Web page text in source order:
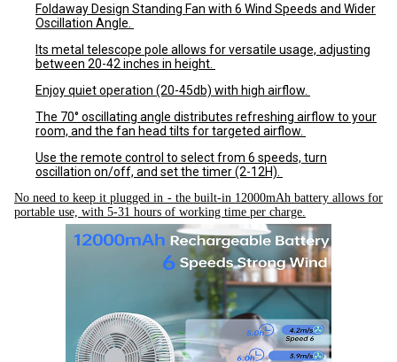
Foldaway Design Standing Fan with 6 Wind Speeds and Wider
Oscillation Angle.
Its metal telescope pole allows for versatile usage, adjusting
between 20-42 inches in height.
Enjoy quiet operation (20-45db) with high airflow.
The 70° oscillating angle distributes refreshing airflow to your
room, and the fan head tilts for targeted airflow.
Use the remote control to select from 6 speeds, turn
oscillation on/off, and set the timer (2-12H).
No need to keep it plugged in - the built-in 12000mAh battery allows for
portable use, with 5-31 hours of working time per charge.